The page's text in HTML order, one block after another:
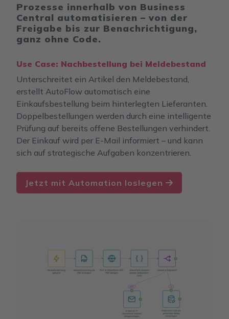
Prozesse innerhalb von Business
Central automatisieren – von der
Freigabe bis zur Benachrichtigung,
ganz ohne Code.
Use Case: Nachbestellung bei Meldebestand
Unterschreitet ein Artikel den Meldebestand,
erstellt AutoFlow automatisch eine
Einkaufsbestellung beim hinterlegten Lieferanten.
Doppelbestellungen werden durch eine intelligente
Prüfung auf bereits offene Bestellungen verhindert.
Der Einkauf wird per E-Mail informiert – und kann
sich auf strategische Aufgaben konzentrieren.
Jetzt mit Automation loslegen